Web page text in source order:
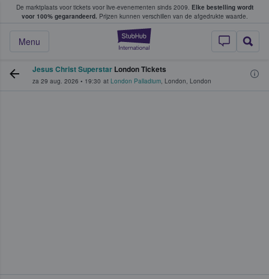
De marktplaats voor tickets voor live-evenementen sinds 2009. Elke bestelling wordt
voor 100% gegarandeerd. Prijzen kunnen verschillen van de afgedrukte waarde.
StubHub: waar
Menu
tickets kopen en verkopen
Jesus Christ Superstar London Tickets
za 29 aug. 2026 • 19:30 at London Palladium, London, London